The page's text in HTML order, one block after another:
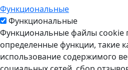
Функциональные
Функциональные
Функциональные файлы cookie
определенные функции, такие
использование содержимого